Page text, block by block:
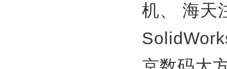
机、
海天